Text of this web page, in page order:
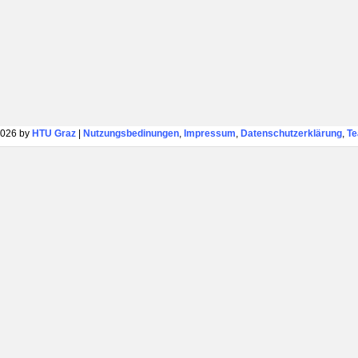
by HTU Graz| Nutzungsbedinungen, Impressum, Datenschutzerklärung,